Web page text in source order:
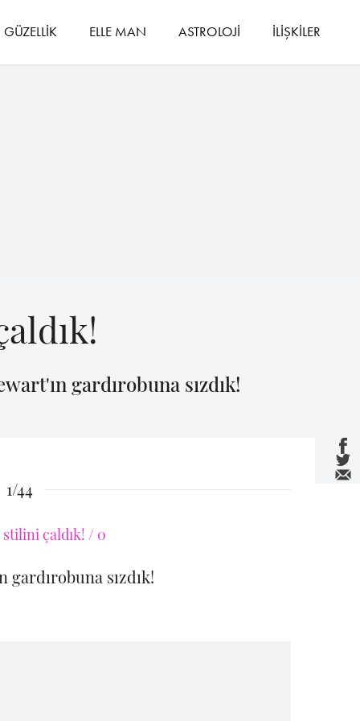
GÜZELLİK ELLE MAN ASTROLOJİ İLİŞKİLER
gardırobuna sızdık!
1/44
gardırobuna sızdık!